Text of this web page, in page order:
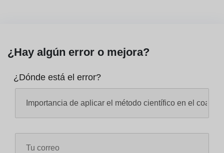
¿Hay algún error o mejora?
¿Dónde está el error?